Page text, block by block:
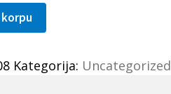
korpu
Kategorija: Uncategorized